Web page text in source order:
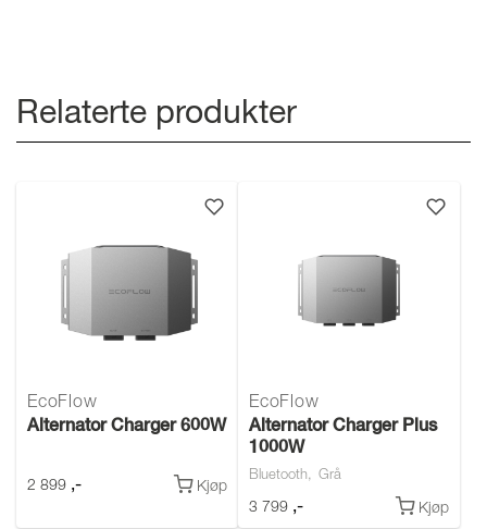
Relaterte produkter
EcoFlow
Alternator Charger 600W
2 899 ,- Kjøp
EcoFlow
Alternator Charger Plus
1000W
Bluetooth Grå
3 799 ,- Kjøp